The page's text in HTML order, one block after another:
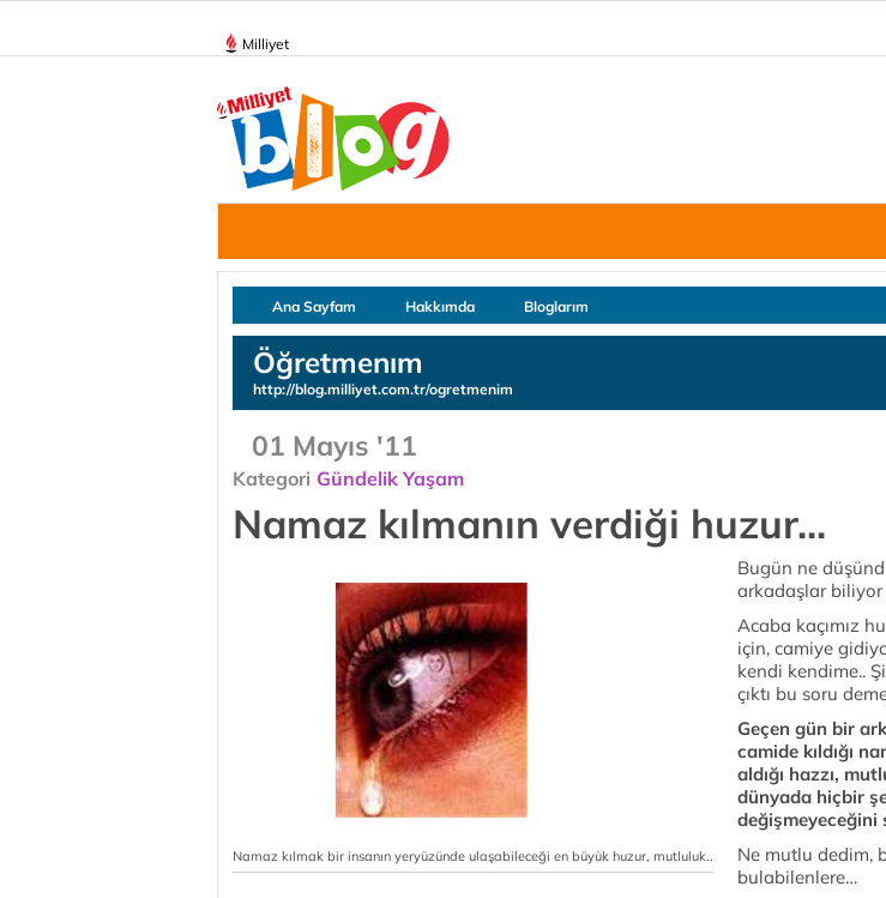
Milliyet
Ana Sayfam Hakkımda Bloglarım
Öğretmenım
http://blog.milliyet.com.tr/ogretmenim
01 Mayıs '11
Kategori Gündelik Yaşam
Namaz kılmanın verdiği huzur...
Namaz kılmak bir insanın yeryüzünde ulaşabileceği en büyük huzur, mutluluk..
Bugün ne
arkadaşlar biliyor
Acaba kaçımız
için, camiye
kendi kendime..
çıktı bu soru
Geçen gün bir
camide kıldığı
aldığı hazzı,
dünyada hiçbir
değişmeyeceğini
Ne mutlu dedim,
bulabilenlere…